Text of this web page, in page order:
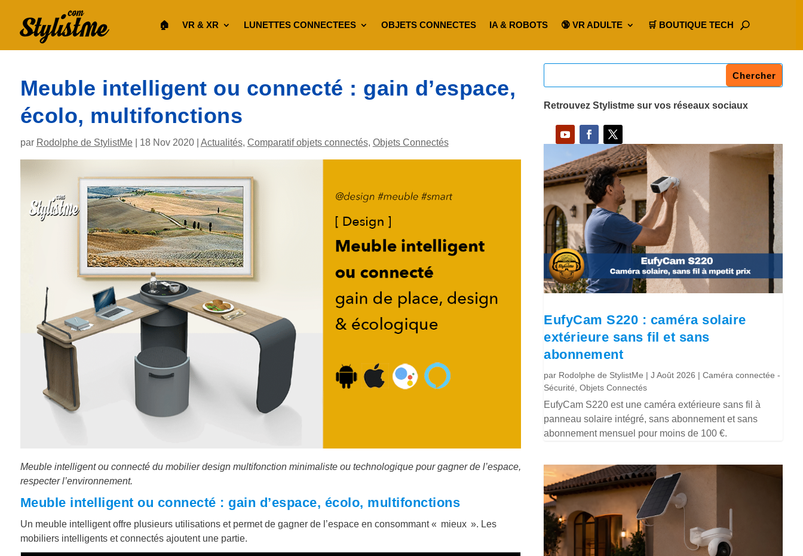
🏠︎ VR & XR LUNETTES CONNECTEES OBJETS CONNECTES IA & ROBOTS 🔞 VR ADULTE 🛒 BOUTIQUE TECH
Meuble intelligent ou connecté : gain d’espace,
écolo, multifonctions
par Rodolphe de StylistMe| 18 Nov 2020| Actualités, Comparatif objets connectés, Objets Connectés
Meuble intelligent ou connecté du mobilier design multifonction minimaliste ou technologique pour gagner de l’espace,
respecter l’environnement.
Meuble intelligent ou connecté : gain d’espace, écolo, multifonctions
Un meuble intelligent offre plusieurs utilisations et permet de gagner de l’espace en consommant « mieux ». Les
mobiliers intelligents et connectés ajoutent une partie.
Retrouvez Stylistme sur vos réseaux sociaux
EufyCam S220 : caméra solaire
extérieure sans fil et sans
abonnement
par Rodolphe de StylistMe |J Août 2026 |Caméra connectée -
Sécurité ,Objets Connectés
EufyCam S220 est une caméra extérieure sans fil à
panneau solaire intégré, sans abonnement et sans
abonnement mensuel pour moins de 100 €.